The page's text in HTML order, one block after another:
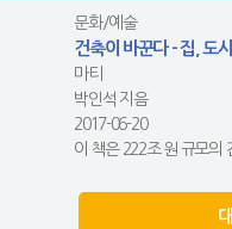
문화/예술
건축이 바꾼다 - 집, 도
마티
박인석 지음
2017-06-20
이 책은 222조 원 규모의